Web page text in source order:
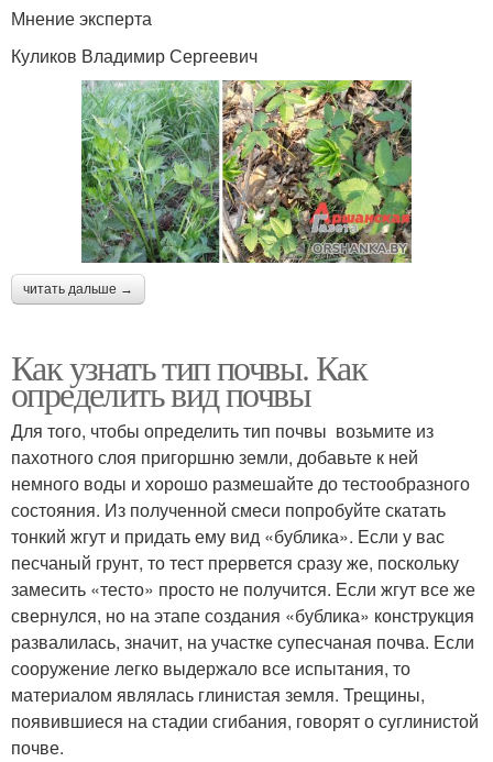
Мнение эксперта
Куликов Владимир Сергеевич
читать дальше →
Как узнать тип почвы. Как
определить вид почвы
Для того, чтобы определить тип почвы возьмите из
пахотного слоя пригоршню земли, добавьте к ней
немного воды и хорошо размешайте до тестообразного
состояния. Из полученной смеси попробуйте скатать
тонкий жгут и придать ему вид «бублика». Если у вас
песчаный грунт, то тест прервется сразу же, поскольку
замесить «тесто» просто не получится. Если жгут все же
свернулся, но на этапе создания «бублика» конструкция
развалилась, значит, на участке супесчаная почва. Если
сооружение легко выдержало все испытания, то
материалом являлась глинистая земля. Трещины,
появившиеся на стадии сгибания, говорят о суглинистой
почве.